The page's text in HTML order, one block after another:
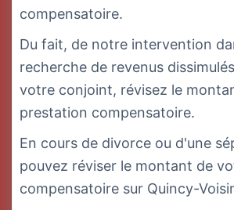
compensatoire.
Du fait, de notre intervention
recherche de revenus
votre conjoint, révisez le
prestation compensatoire.
En cours de divorce ou d'une
pouvez réviser le montant de
compensatoire sur Quincy-